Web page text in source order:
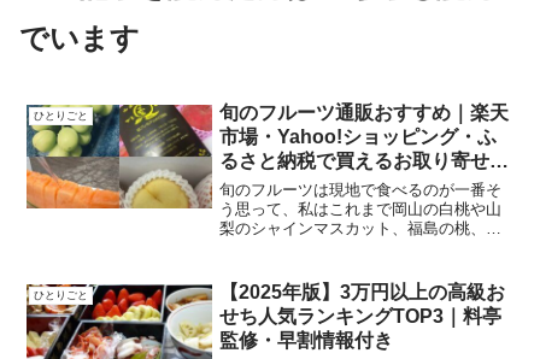
でいます
ひとりごと
旬のフルーツ通販おすすめ｜楽天
市場・Yahoo!ショッピング・ふ
るさと納税で買えるお取り寄せガ
イド
旬のフルーツは現地で食べるのが一番そ
う思って、私はこれまで岡山の白桃や山
梨のシャインマスカット、福島の桃、愛
言うと「できれば通販で手軽に買いた
い」と思っていましたあなた...
ひとりごと
【2025年版】3万円以上の高級お
せち人気ランキングTOP3｜料亭
監修・早割情報付き